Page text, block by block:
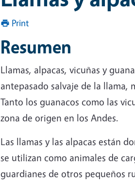
Print
Resumen
Llamas, alpacas, vicuñas y
antepasado salvaje de la llama,
Tanto los guanacos como las
zona de origen en los Andes.
Las llamas y las alpacas están
se utilizan como animales de
guardianes de otros pequeños